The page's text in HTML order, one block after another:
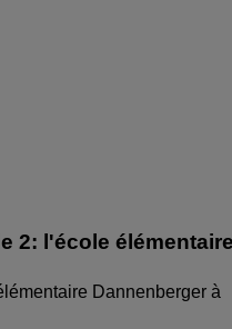
2: l'école
Dannenberger à